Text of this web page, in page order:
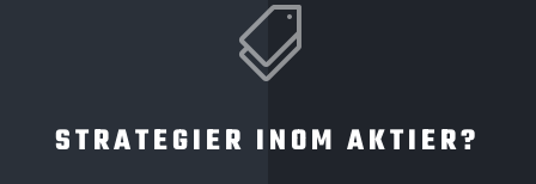

STRATEGIER INOM AKTIER?